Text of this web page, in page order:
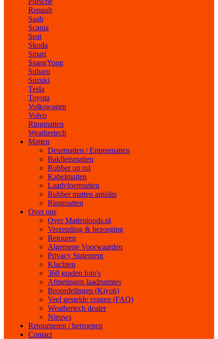
Renault
Saab
Scania
Seat
Skoda
Smart
SsangYong
Subaru
Suzuki
Tesla
Toyota
Volkswagen
Volvo
Ringmatten
Weathertech
Matten
Deurmatten / Entreematten
Bakfietsmatten
Rubber op rol
Kabelmatten
Laadvloermatten
Rubber matten antislip
Ringmatten
Over ons
Over Mattenloods.nl
Verzending & bezorging
Retouren
Algemene Voorwaarden
Privacy Statement
Klachten
360 graden foto's
Afmetingen laadruimtes
Beoordelingen (Kiyoh)
Veel gestelde vragen (FAQ)
Weathertech dealer
Nieuws
Retourneren / herroepen
Contact